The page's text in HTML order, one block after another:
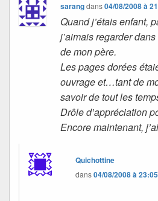
sarangdans04/08/2008 à
Quand j’étais enfant,
j’aimais regarder
de mon père.
Les pages dorées
ouvrage et…tant de
savoir de tout les
Drôle d’appréciation
Encore maintenant,
Quichottine
dans04/08/2008 à 23:05